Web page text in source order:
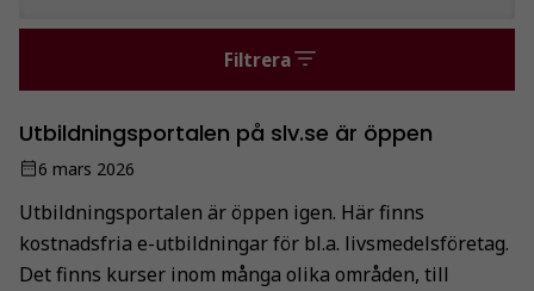
Filtrera
Utbildningsportalen på slv.se är öppen
6 mars 2026
Utbildningsportalen är öppen igen. Här finns
kostnadsfria e-utbildningar för bl.a. livsmedelsföretag.
Det finns kurser inom många olika områden, till